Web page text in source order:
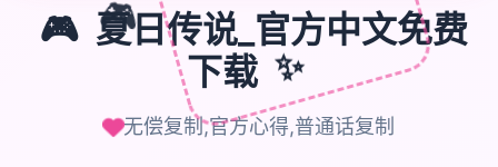
🎮
🎮 夏日传说_官方中文免费
下载 ✨
无偿复制,官方心得,普通话复制